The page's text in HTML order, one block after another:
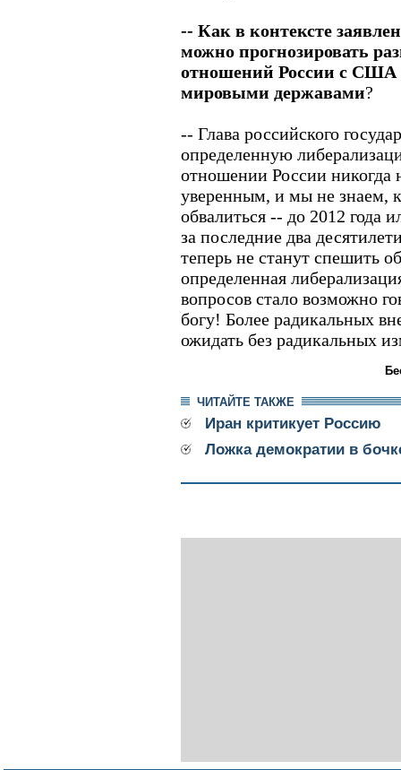
-- Как в контексте
можно прогнозировать
отношений России с
мировыми державами?
-- Глава российского
определенную
отношении России никогда
уверенным, и мы не знаем,
обвалиться -- до 2012
за последние два
теперь не станут спешить
определенная
вопросов стало возможно
богу! Более радикальных
ожидать без радикальных
ЧИТАЙТЕ ТАКЖЕ
Иран критикует Россию
Ложка демократии в